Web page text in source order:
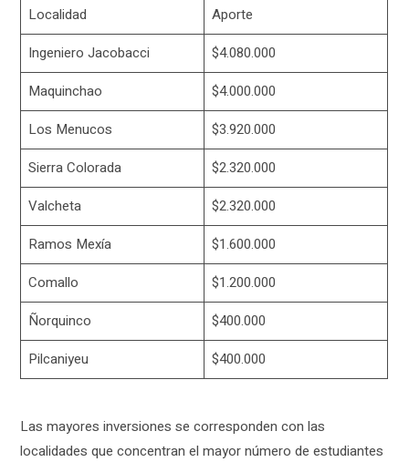
Localidad
Aporte
Ingeniero Jacobacci
$4.080.000
Maquinchao
$4.000.000
Los Menucos
$3.920.000
Sierra Colorada
$2.320.000
Valcheta
$2.320.000
Ramos Mexía
$1.600.000
Comallo
$1.200.000
Ñorquinco
$400.000
Pilcaniyeu
$400.000
Las mayores inversiones se corresponden con las
localidades que concentran el mayor número de estudiantes